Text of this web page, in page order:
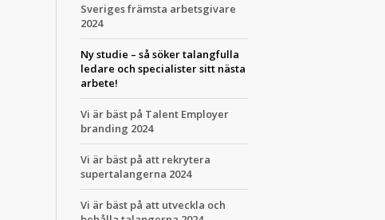
Sveriges främsta arbetsgivare
2024
Ny studie – så söker talangfulla
ledare och specialister sitt nästa
arbete!
Vi är bäst på Talent Employer
branding 2024
Vi är bäst på att rekrytera
supertalangerna 2024
Vi är bäst på att utveckla och